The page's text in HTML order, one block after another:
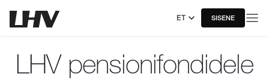
ET SISENE
LHV pensionifondidele